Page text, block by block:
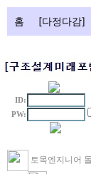
홈 [다정다감]
ID:
PW:
토목엔지니어